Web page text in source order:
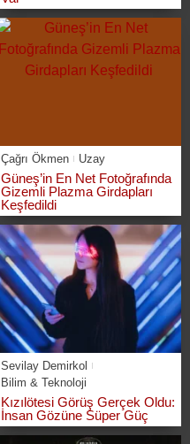
Çağrı Ökmen Uzay
Güneş’in En Net Fotoğrafında
Gizemli Plazma Girdapları
Keşfedildi
Sevilay Demirkol
Bilim & Teknoloji
Kızılötesi Görüş Gerçek Oldu:
İnsan Gözüne Süper Güç